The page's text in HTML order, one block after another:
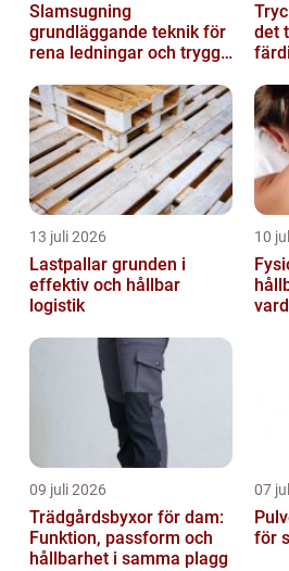
Slamsugning
grundläggande teknik för
rena ledningar och trygg
det
13 juli 2026
Lastpallar grunden i
effektiv och hållbar
logistik
10
09 juli 2026
Trädgårdsbyxor för dam:
Funktion, passform och
hållbarhet i samma plagg
07
för